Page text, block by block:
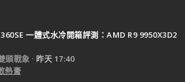
一體式水冷開箱評測：AMD R9 9950X3D2
頭戰象
昨天 17:40
熱膏